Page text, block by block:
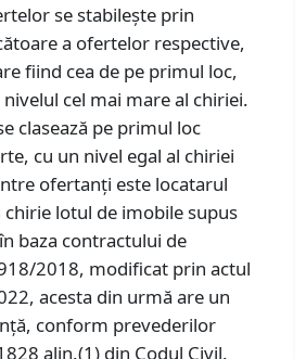
se stabilește prin
a ofertelor respective,
fiind cea de pe primul loc,
cel mai mare al chiriei.
clasează pe primul loc
cu un nivel egal al chiriei
ofertanți este locatarul
lotul de imobile supus
baza contractului de
2018, modificat prin actul
acesta din urmă are un
conform prevederilor
alin.(1) din Codul Civil.